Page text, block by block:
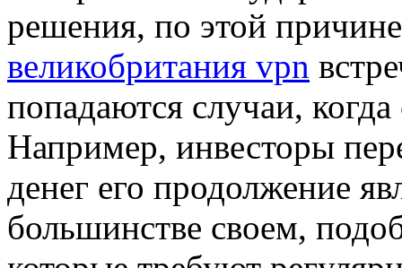
решения, по этой
великобритания vpn
попадаются случаи, когда
Например, инвесторы
денег его продолжение
большинстве своем,